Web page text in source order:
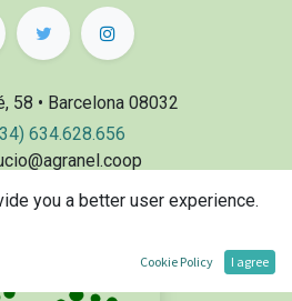
58 • Barcelona 08032
634.628.656
you a better user experience.
Cookie Policy I agree